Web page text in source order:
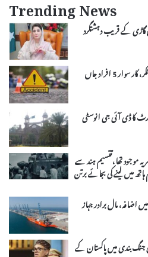
Trending News
گاڑی کے قریب دہشتگرد
سیالکوٹ: تیز رفتاری کے باعث بس سے ٹکر، کار سوار 5 افراد جاں
کا ڈی آئی جی انوسٹی
موجود تھا،تقسیم ہند سے
میں لینے کی بجائے برتن
اضافہ، مال برادر جہاز
جنگ بندی میں پاکستان کے